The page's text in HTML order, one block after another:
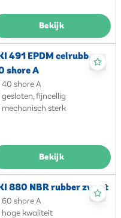
Bekijk
491 EPDM celrubber
shore A
40 shore A
gesloten, fijncellig
mechanisch sterk
Bekijk
880 NBR rubber zwart
60 shore A
hoge kwaliteit